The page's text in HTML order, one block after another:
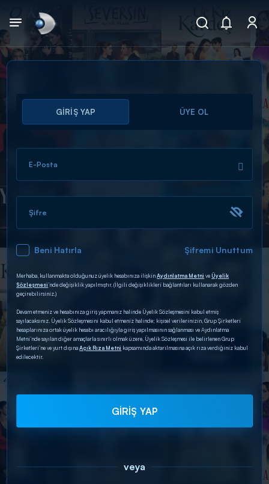
Arama
ARAMA SONUÇLARI
DİĞER SONUÇLAR
GİRİŞ YAP ÜYE OL
E-Posta
Şifre
Beni Hatırla Şifremi Unuttum
Merhaba, kullanmakta olduğunuz üyelik hesabınıza ilişkinAydınlatma Metni veÜyelik
Sözleşmesi’nde değişiklik yapılmıştır. (İlgili değişiklikleri bağlantıları kullanarak gözden
geçirebilirsiniz.)
Devam etmeniz ve hesabınıza giriş yapmanız halinde Üyelik Sözleşmesini kabul etmiş
sayılacaksınız. Üyelik Sözleşmesini kabul etmeniz halinde; kişisel verilerinizin, Grup Şirketleri
hesaplarınıza ortak üyelik hesabı aracılığıyla giriş yapılmasının sağlanması ve Aydınlatma
Metni’nde sayılan diğer amaçlarla sınırlı olmak üzere, Üyelik Sözleşmesi ile belirlenen Grup
Şirketleri’ne ve yurt dışınaAçık Rıza Metni kapsamında aktarılmasına açık rıza verdiğiniz kabul
edilecektir.
GİRİŞ YAP
veya